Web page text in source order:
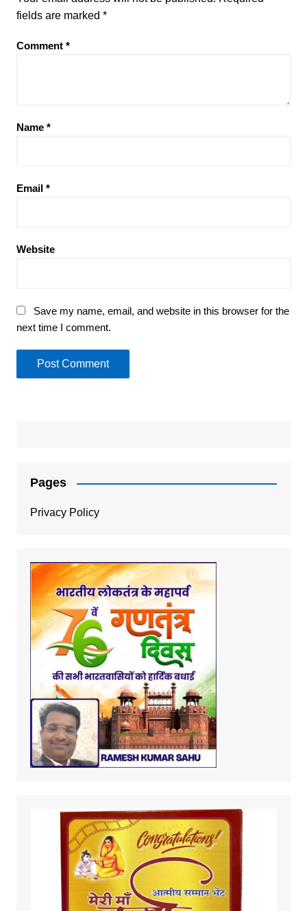
fields are marked *
Comment *
Name *
Email *
Website
Save my name, email, and website in this browser for the
next time I comment.
Pages
Privacy Policy